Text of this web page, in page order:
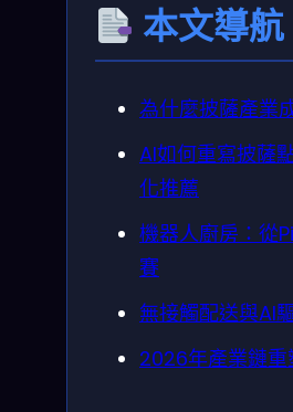
本文導航
為什麼披薩產業
AI如何重寫披薩
化推薦
機器人廚房：從
賽
無接觸配送與AI
2026年產業鏈